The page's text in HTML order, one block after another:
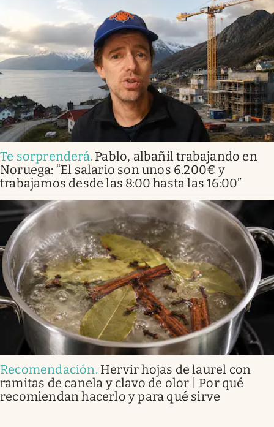
Te sorprenderá. Pablo, albañil trabajando en
Noruega: “El salario son unos 6.200€ y
trabajamos desde las 8:00 hasta las 16:00”
Recomendación. Hervir hojas de laurel con
ramitas de canela y clavo de olor | Por qué
recomiendan hacerlo y para qué sirve